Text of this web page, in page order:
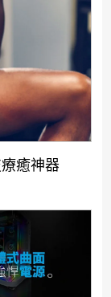
癒神器